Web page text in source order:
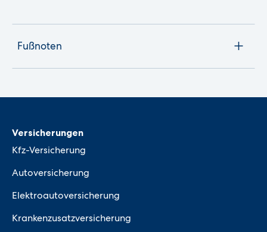
Fußnoten
Versicherungen
Kfz-Versicherung
Autoversicherung
Elektroautoversicherung
Krankenzusatzversicherung